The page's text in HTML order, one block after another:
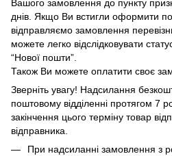
Вашого замовлення до пункту
днів. Якщо Ви встигли оформити
відправляємо замовлення
можете легко відслідковувати
“Нової пошти”.
Також Ви можете оплатити своє
Зверніть увагу! Надсилання
поштовому відділенні протягом 7
закінчення цього терміну товар
відправника.
При надсиланні замовлення з